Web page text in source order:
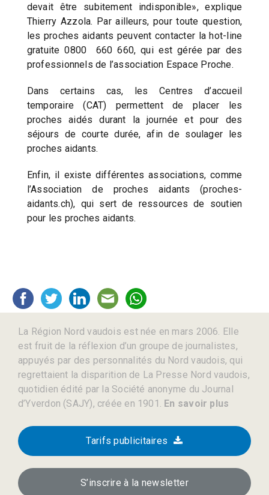
devait être subitement indisponible», explique
Thierry Azzola. Par ailleurs, pour toute question,
les proches aidants peuvent contacter la hot-line
gratuite 0800 660 660, qui est gérée par des
professionnels de l’association Espace Proche.
Dans certains cas, les Centres d’accueil
temporaire (CAT) permettent de placer les
proches aidés durant la journée et pour des
séjours de courte durée, afin de soulager les
proches aidants.
Enfin, il existe différentes associations, comme
l’Association de proches aidants (proches-
aidants.ch), qui sert de ressources de soutien
pour les proches aidants.
La Région Nord vaudois est née en mars 2006. Elle
est fruit de la réflexion d’un groupe de journalistes,
appuyés par des personnalités du Nord vaudois, qui
regrettaient la disparition de La Presse Nord vaudois,
quotidien édité par la Société anonyme du Journal
d’Yverdon (SAJY), créée en 1901. En savoir plus
Tarifs publicitaires
S’inscrire à la newsletter